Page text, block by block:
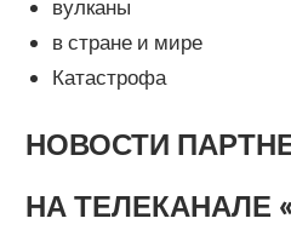
вулканы
в стране и мире
Катастрофа
НОВОСТИ
НА ТЕЛЕКАНАЛЕ